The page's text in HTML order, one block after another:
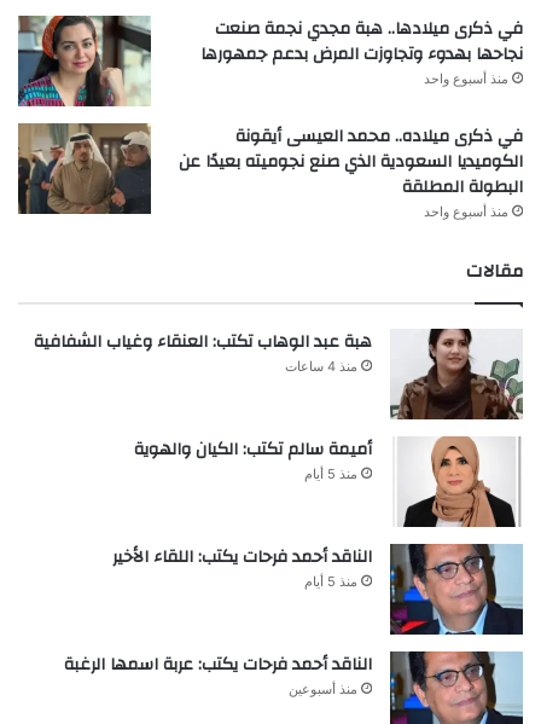
في ذكرى ميلادها.. هبة مجدي نجمة صنعت
نجاحها بهدوء وتجاوزت المرض بدعم جمهورها
منذ أسبوع واحد
في ذكرى ميلاده.. محمد العيسى أيقونة
الكوميديا السعودية الذي صنع نجوميته بعيدًا عن
البطولة المطلقة
منذ أسبوع واحد
مقالات
هبة عبد الوهاب تكتب: العنقاء وغياب الشفافية
منذ 4 ساعات
أميمة سالم تكتب: الكيان والهوية
منذ 5 أيام
الناقد أحمد فرحات يكتب: اللقاء الأخير
منذ 5 أيام
الناقد أحمد فرحات يكتب: عربة اسمها الرغبة
منذ أسبوعين